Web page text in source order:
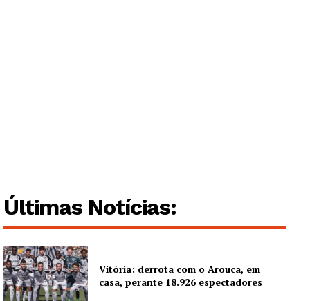
SUBSCREVA JÁ!
Últimas Notícias:
Vitória: derrota com o Arouca, em
casa, perante 18.926 espectadores